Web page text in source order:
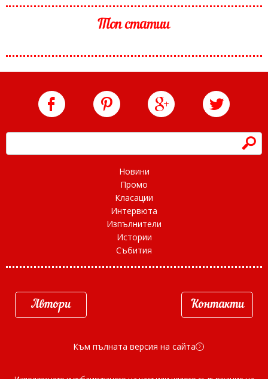
Топ статии
h
Новини
Промо
Класации
Интервюта
Изпълнители
Истории
Събития
Автори Контакти
Към пълната версия на сайта d